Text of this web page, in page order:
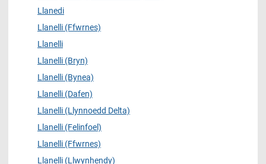
Llanedi
Llanelli (Ffwrnes)
Llanelli
Llanelli (Bryn)
Llanelli (Bynea)
Llanelli (Dafen)
Llanelli (Llynnoedd Delta)
Llanelli (Felinfoel)
Llanelli (Ffwrnes)
Llanelli (Llwynhendy)